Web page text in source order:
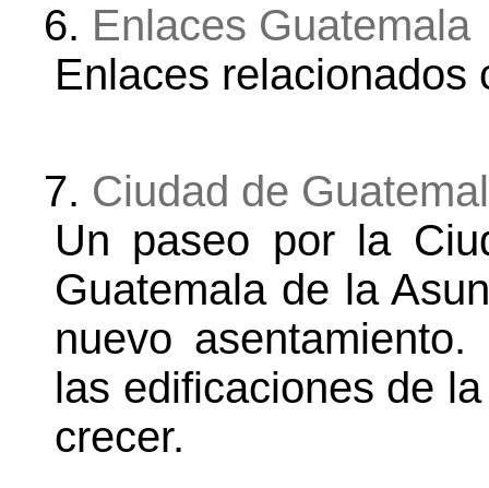
6. Enlaces Guatemala
Enlaces relacionados
7. Ciudad de
Un paseo por la
Guatemala de la
nuevo
las edificaciones de
crecer.